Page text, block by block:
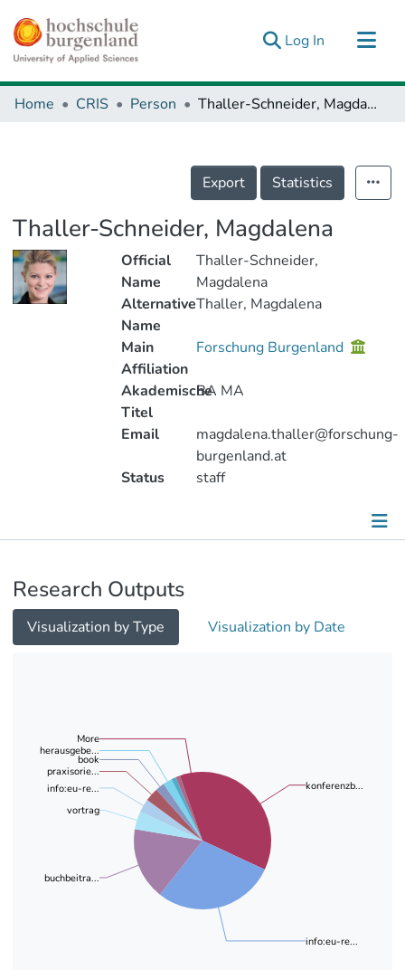
Log In (current)
Communities & Collections
Home CRIS Person Thaller-Schneider, Magdalena
Export Statistics
Thaller-Schneider, Magdalena
Official
Name
Thaller-Schneider,
Magdalena
Alternative
Name
Thaller, Magdalena
Main
Affiliation
Forschung Burgenland
Akademische
Titel
BA MA
Email
magdalena.thaller@forschung-
burgenland.at
Status
staff
Projects
Metrics
Research Outputs
Visualization by Type Visualization by Date
konferenzb...
info:eu-re...
buchbeitra...
vortrag
info:eu-re...
praxisorie...
book
herausgebe...
More